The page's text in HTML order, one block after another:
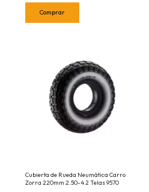
Cubierta de Rueda Neumática Carro
Zorra 220mm 2.50-4 2 Telas 9570